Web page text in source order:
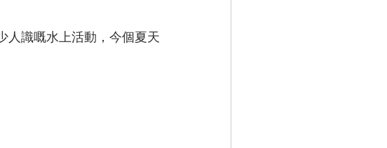
人識嘅水上活動，今個夏天